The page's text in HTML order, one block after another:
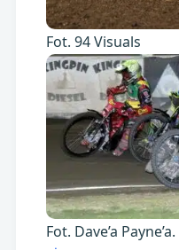
Fot. 94 Visuals
Fot. Dave’a Payne’a.